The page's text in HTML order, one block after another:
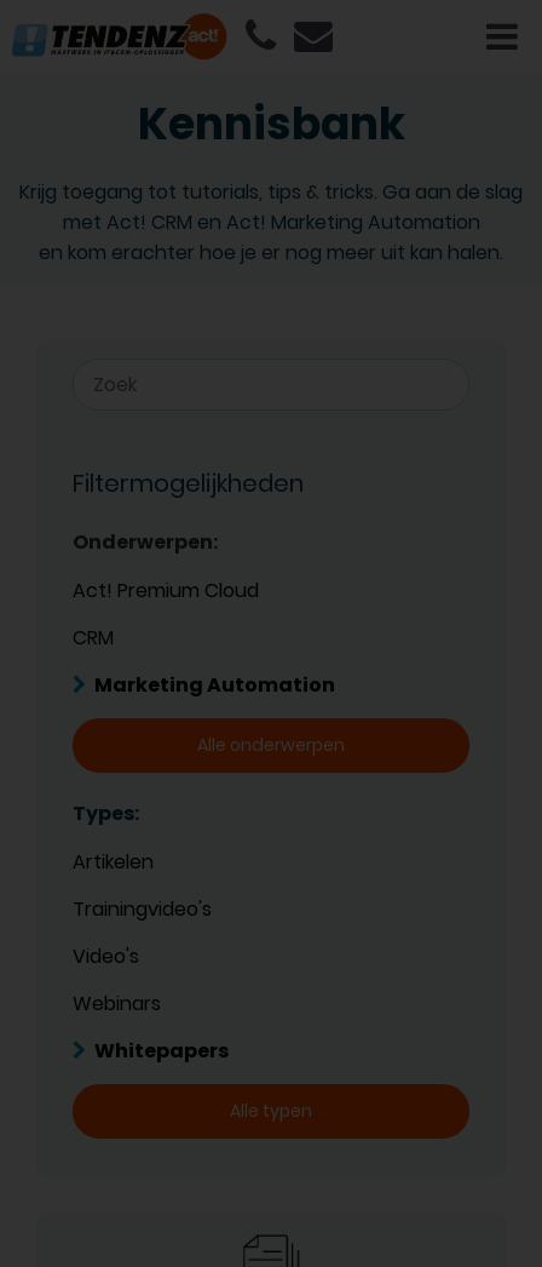
Kennisbank
Krijg toegang tot tutorials, tips & tricks. Ga aan de slag
met Act! CRM en Act! Marketing Automation
en kom erachter hoe je er nog meer uit kan halen.
Filtermogelijkheden
Onderwerpen:
Act! Premium Cloud
CRM
Marketing Automation
Alle onderwerpen
Types:
Artikelen
Trainingvideo's
Video's
Webinars
Whitepapers
Alle typen